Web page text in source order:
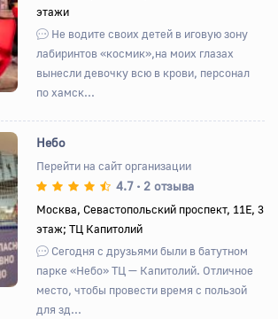
Впередэтажи
Не водите своих детей в иговую зону
лабиринтов «космик»,на моих глазах
вынесли девочку всю в крови, персонал
по хамск...
Вперед
Небо
Перейти на сайт организации
4.7 • 2 отзыва
Москва, Севастопольский проспект, 11Е, 3
этаж; ТЦ Капитолий
Сегодня с друзьями были в батутном
парке «Небо» ТЦ — Капитолий. Отличное
место, чтобы провести время с пользой
для зд...